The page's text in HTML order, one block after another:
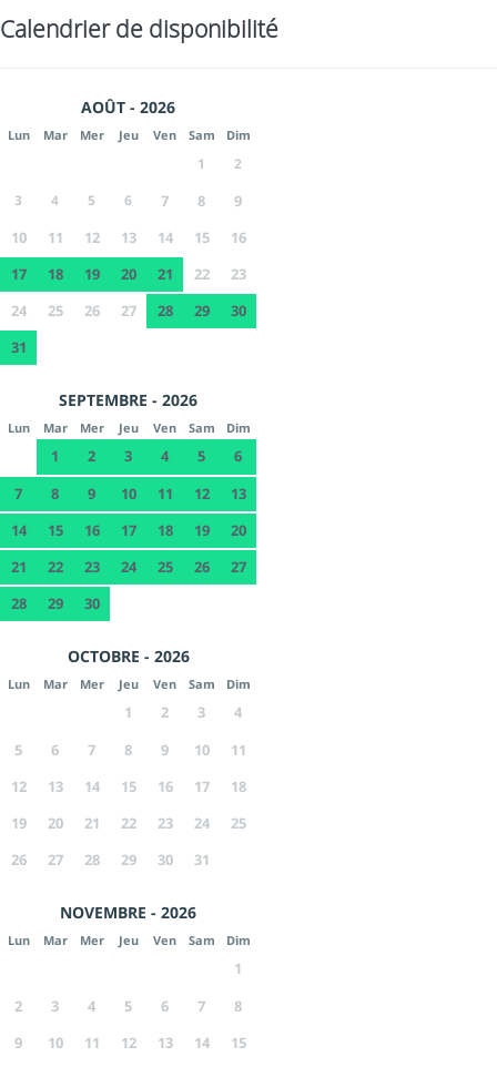
Calendrier de disponibilité
AOÛT - 2026
Lun Mar Mer Jeu Ven Sam Dim
1
2
3
4 5 6 7 8
9
10
11 12 13 14 15
16
17
18 19 20 21 22
23
24
25 26 27 28 29
30
31
SEPTEMBRE - 2026
Lun Mar Mer Jeu Ven Sam Dim
1 2 3 4 5
6
7
8 9 10 11 12
13
14
15 16 17 18 19
20
21
22 23 24 25 26
27
28
29 30
OCTOBRE - 2026
Lun Mar Mer Jeu Ven Sam Dim
1 2 3
4
5
6 7 8 9 10
11
12
13 14 15 16 17
18
19
20 21 22 23 24
25
26
27 28 29 30 31
NOVEMBRE - 2026
Lun Mar Mer Jeu Ven Sam Dim
1
2
3 4 5 6 7
8
9
10 11 12 13 14
15